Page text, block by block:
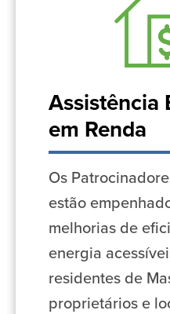
Assistência
em Renda
Os
estão
melhorias de
energia
residentes de
proprietários e